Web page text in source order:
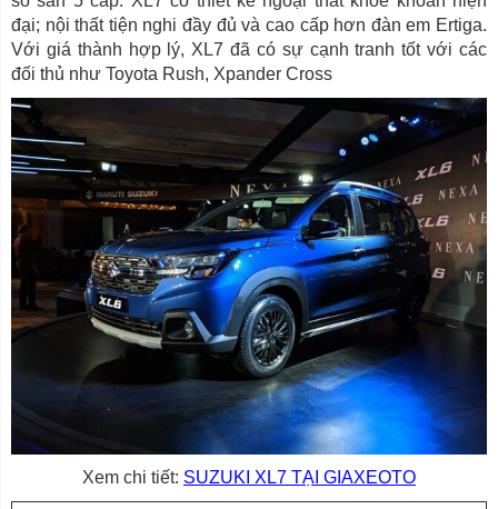
đại; nội thất tiện nghi đầy đủ và cao cấp hơn đàn em Ertiga.
Với giá thành hợp lý, XL7 đã có sự cạnh tranh tốt với các
đối thủ như Toyota Rush, Xpander Cross
Xem chi tiết: SUZUKI XL7 TẠI GIAXEOTO